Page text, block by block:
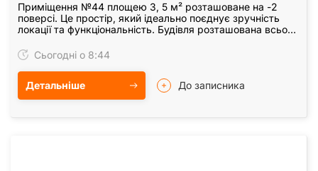
Приміщення №44 площею 3, 5 м² розташоване на -2
поверсі. Це простір, який ідеально поєднує зручність
локації та функціональність. Будівля розташована всього
Сьогодні о 8:44
Детальніше До записника